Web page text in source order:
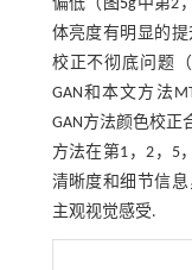
偏低（ 图5g中第2
体亮度有明显的
校正不彻底问题（
GAN和本文方法
GAN方法颜色校正
方法在第1，2，5
清晰度和细节信
主观视觉感受.